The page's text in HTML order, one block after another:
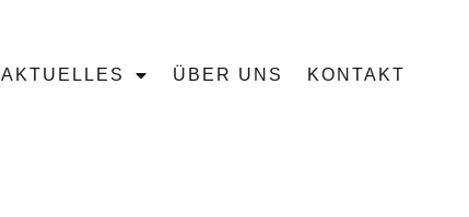
AKTUELLES ÜBER UNS KONTAKT